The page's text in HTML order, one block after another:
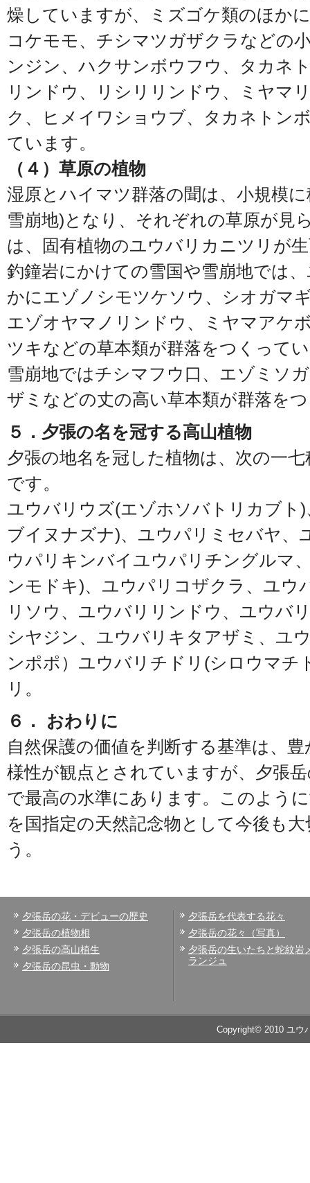
燥していますが、ミズゴケ類のほか
コケモモ、チシマツガザクラなどの
ンジン、ハクサンボウフウ、タカネ
リンドウ、リシリリンドウ、ミヤマ
ク、ヒメイワショウブ、タカネトン
ています。
（４）草原の植物
湿原とハイマツ群落の聞は、小規模
雪崩地)となり、それぞれの草原が見
は、固有植物のユウバリカニツリが
釣鐘岩にかけての雪国や雪崩地では
かにエゾノシモツケソウ、シオガマ
エゾオヤマノリンドウ、ミヤマアケ
ツキなどの草本類が群落をつくって
雪崩地ではチシマフウ口、エゾミソ
ザミなどの丈の高い草本類が群落を
５．夕張の名を冠する高山植物
夕張の地名を冠した植物は、次の一
です。
ユウバリウズ(エゾホソバトリカブト
ブイヌナズナ)、ユウパリミセバヤ、
ウパリキンバイユウパリチングルマ
ンモドキ)、ユウパリコザクラ、ユウ
リソウ、ユウバリリンドウ、ユウバ
シヤジン、ユウバリキタアザミ、ユ
ンポポ）ユウバリチドリ(シロウマチ
リ。
６． おわりに
自然保護の価値を判断する基準は、
様性が観点とされていますが、夕張
で最高の水準にあります。このよう
を国指定の天然記念物として今後も
う。
夕張岳の花・デビューの歴史
夕張岳の植物相
夕張岳の高山植生
夕張岳の昆虫・動物
夕張岳を代表する花々
夕張岳の花々（写真）
夕張岳の生いたちと蛇紋岩
ランジュ
Copyright© 2010 ユウ